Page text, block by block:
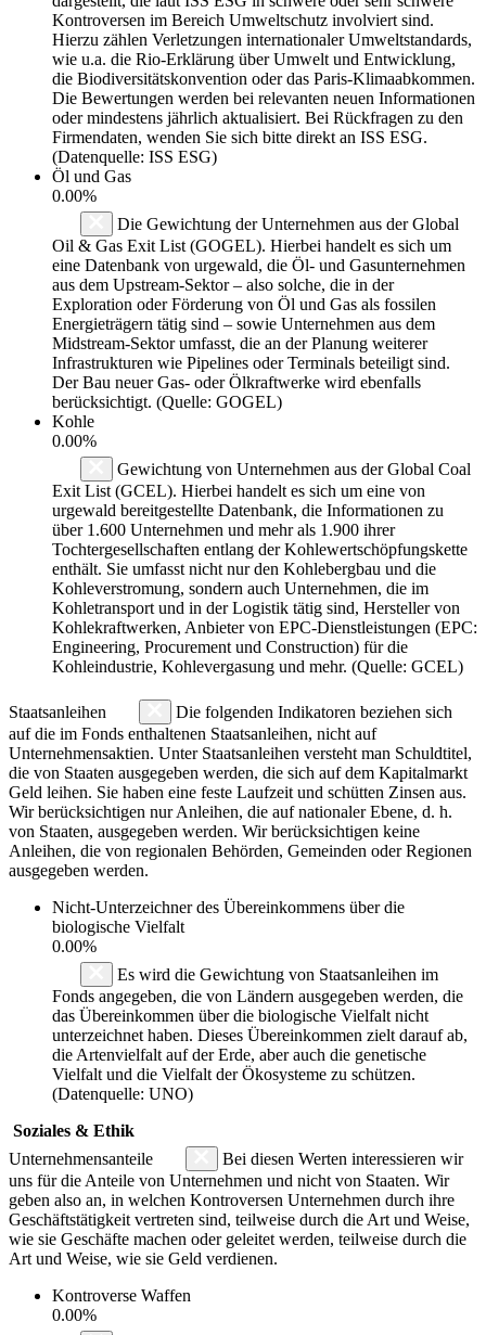
Kontroversen im Bereich Umweltschutz involviert sind.
Hierzu zählen Verletzungen internationaler Umweltstandards,
wie u.a. die Rio-Erklärung über Umwelt und Entwicklung,
die Biodiversitätskonvention oder das Paris-Klimaabkommen.
Die Bewertungen werden bei relevanten neuen Informationen
oder mindestens jährlich aktualisiert. Bei Rückfragen zu den
Firmendaten, wenden Sie sich bitte direkt an ISS ESG.
(Datenquelle: ISS ESG)
Öl und Gas
0.00%
Die Gewichtung der Unternehmen aus der Global
Oil & Gas Exit List (GOGEL). Hierbei handelt es sich um
eine Datenbank von urgewald, die Öl- und Gasunternehmen
aus dem Upstream-Sektor – also solche, die in der
Exploration oder Förderung von Öl und Gas als fossilen
Energieträgern tätig sind – sowie Unternehmen aus dem
Midstream-Sektor umfasst, die an der Planung weiterer
Infrastrukturen wie Pipelines oder Terminals beteiligt sind.
Der Bau neuer Gas- oder Ölkraftwerke wird ebenfalls
berücksichtigt. (Quelle: GOGEL)
Kohle
0.00%
Gewichtung von Unternehmen aus der Global Coal
Exit List (GCEL). Hierbei handelt es sich um eine von
urgewald bereitgestellte Datenbank, die Informationen zu
über 1.600 Unternehmen und mehr als 1.900 ihrer
Tochtergesellschaften entlang der Kohlewertschöpfungskette
enthält. Sie umfasst nicht nur den Kohlebergbau und die
Kohleverstromung, sondern auch Unternehmen, die im
Kohletransport und in der Logistik tätig sind, Hersteller von
Kohlekraftwerken, Anbieter von EPC-Dienstleistungen (EPC:
Engineering, Procurement und Construction) für die
Kohleindustrie, Kohlevergasung und mehr. (Quelle: GCEL)
Staatsanleihen
Die folgenden Indikatoren beziehen sich
auf die im Fonds enthaltenen Staatsanleihen, nicht auf
Unternehmensaktien. Unter Staatsanleihen versteht man Schuldtitel,
die von Staaten ausgegeben werden, die sich auf dem Kapitalmarkt
Geld leihen. Sie haben eine feste Laufzeit und schütten Zinsen aus.
Wir berücksichtigen nur Anleihen, die auf nationaler Ebene, d. h.
von Staaten, ausgegeben werden. Wir berücksichtigen keine
Anleihen, die von regionalen Behörden, Gemeinden oder Regionen
ausgegeben werden.
Nicht-Unterzeichner des Übereinkommens über die
biologische Vielfalt
0.00%
Es wird die Gewichtung von Staatsanleihen im
Fonds angegeben, die von Ländern ausgegeben werden, die
das Übereinkommen über die biologische Vielfalt nicht
unterzeichnet haben. Dieses Übereinkommen zielt darauf ab,
die Artenvielfalt auf der Erde, aber auch die genetische
Vielfalt und die Vielfalt der Ökosysteme zu schützen.
(Datenquelle: UNO)
Soziales & Ethik
Unternehmensanteile
Bei diesen Werten interessieren wir
uns für die Anteile von Unternehmen und nicht von Staaten. Wir
geben also an, in welchen Kontroversen Unternehmen durch ihre
Geschäftstätigkeit vertreten sind, teilweise durch die Art und Weise,
wie sie Geschäfte machen oder geleitet werden, teilweise durch die
Art und Weise, wie sie Geld verdienen.
Kontroverse Waffen
0.00%